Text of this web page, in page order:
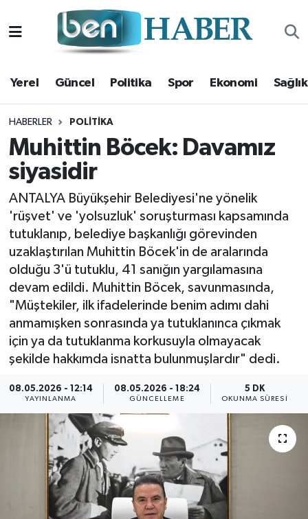
Yerel Güncel Politika Spor Ekonomi Sağlık
HABERLER POLITIKA
Muhittin Böcek: Davamız
siyasidir
ANTALYA Büyükşehir Belediyesi'ne yönelik
'rüşvet' ve 'yolsuzluk' soruşturması kapsamında
tutuklanıp, belediye başkanlığı görevinden
uzaklaştırılan Muhittin Böcek'in de aralarında
olduğu 3'ü tutuklu, 41 sanığın yargılamasına
devam edildi. Muhittin Böcek, savunmasında,
"Müştekiler, ilk ifadelerinde benim adımı dahi
anmamışken sonrasında ya tutuklanınca çıkmak
için ya da tutuklanma korkusuyla olmayacak
şekilde hakkımda isnatta bulunmuşlardır" dedi.
08.05.2026 - 12:14
YAYINLANMA
08.05.2026 - 18:24
GÜNCELLEME
5 DK
OKUNMA SÜRESI
Yerel
Güncel
Politika
Spor
Ekonomi
Sağlık
Magazin
Resmi Reklam
Röportajlar
Hava Durumu
Trafik Durumu
Süper Lig Puan Durumu ve Fikstür
Tüm Manşetler
Son Dakika Haberleri
Haber Arşivi